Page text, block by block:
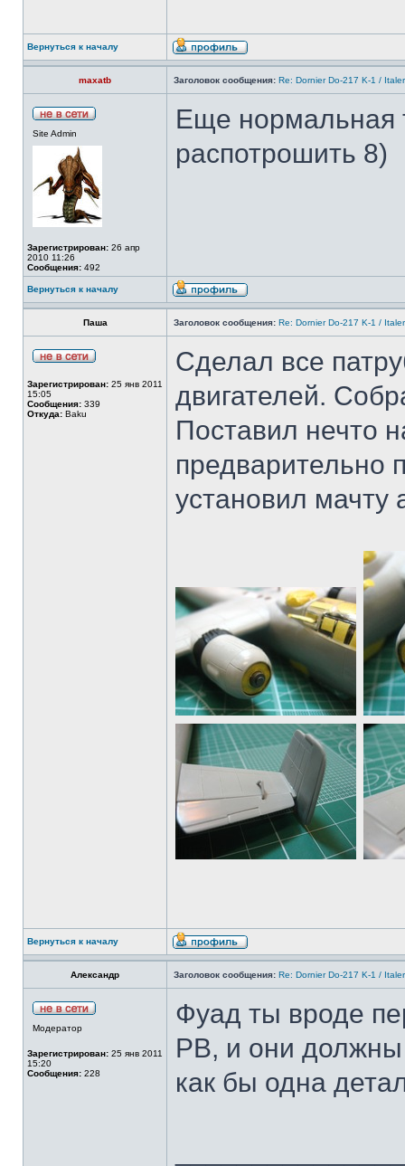
Вернуться к началу
maxatb Заголовок сообщения: Re: Dornier Do-217 K-1 /
Site Admin
Зарегистрирован: 26 апр
2010 11:26
Сообщения: 492
Еще нормальная
распотрошить 8)
Вернуться к началу
Паша Заголовок сообщения: Re: Dornier Do-217 K-1 /
Зарегистрирован: 25 янв 2011
15:05
Сообщения: 339
Откуда: Baku
Сделал все
двигателей.
Поставил нечто
предварительно
установил мачту
Вернуться к началу
Александр Заголовок сообщения: Re: Dornier Do-217 K-1 /
Модератор
Зарегистрирован: 25 янв 2011
15:20
Сообщения: 228
Фуад ты вроде
РВ, и они должны
как бы одна